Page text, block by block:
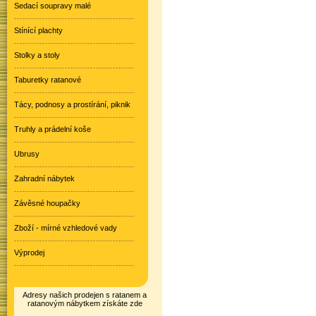
Sedací soupravy malé
Stínící plachty
Stolky a stoly
Taburetky ratanové
Tácy, podnosy a prostírání, piknik
Truhly a prádelní koše
Ubrusy
Zahradní nábytek
Závěsné houpačky
Zboží - mírné vzhledové vady
Výprodej
Adresy našich prodejen s ratanem a
ratanovým nábytkem získáte zde